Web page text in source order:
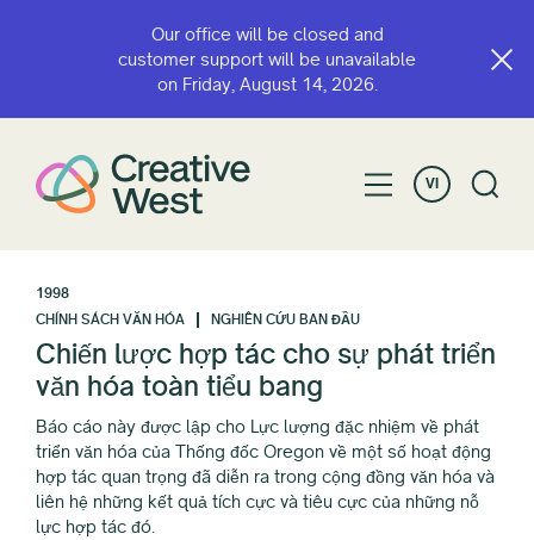
Our office will be closed and
customer support will be unavailable
on Friday, August 14, 2026.
VI
1998
CHÍNH SÁCH VĂN HÓA
NGHIÊN CỨU BAN ĐẦU
Chiến lược hợp tác cho sự phát triển
văn hóa toàn tiểu bang
Báo cáo này được lập cho Lực lượng đặc nhiệm về phát
triển văn hóa của Thống đốc Oregon về một số hoạt động
hợp tác quan trọng đã diễn ra trong cộng đồng văn hóa và
liên hệ những kết quả tích cực và tiêu cực của những nỗ
lực hợp tác đó.